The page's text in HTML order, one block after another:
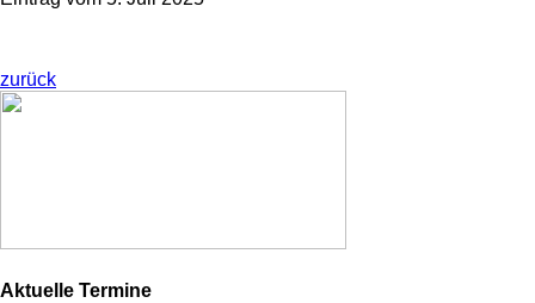
zurück
Aktuelle Termine